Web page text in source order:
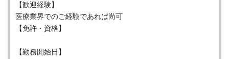
【歓迎経験】
医療業界でのご経験であれば尚可
【免許・資格】
【勤務開始日】